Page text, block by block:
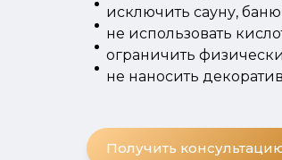
исключить сауну,
не использовать
ограничить
не наносить
Получить